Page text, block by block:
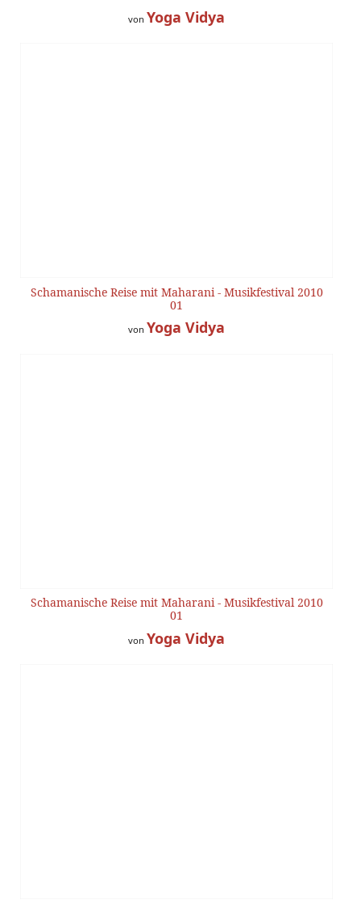
von Yoga Vidya
Schamanische Reise mit Maharani - Musikfestival 2010
01
von Yoga Vidya
Schamanische Reise mit Maharani - Musikfestival 2010
01
von Yoga Vidya